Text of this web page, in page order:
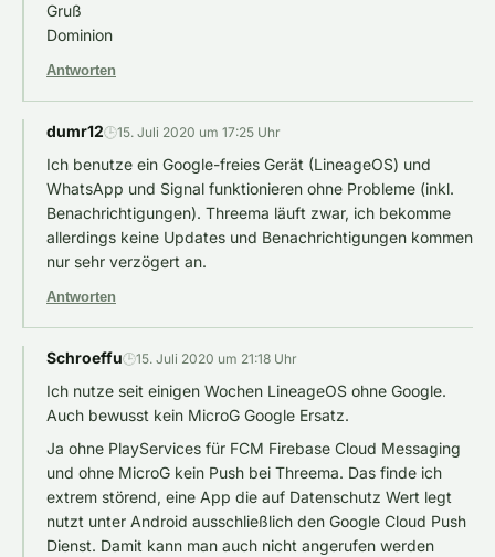
Gruß
Dominion
Antworten
dumr12🕒15. Juli 2020 um 17:25 Uhr
Ich benutze ein Google-freies Gerät (LineageOS) und
WhatsApp und Signal funktionieren ohne Probleme (inkl.
Benachrichtigungen). Threema läuft zwar, ich bekomme
allerdings keine Updates und Benachrichtigungen kommen
nur sehr verzögert an.
Antworten
Schroeffu🕒15. Juli 2020 um 21:18 Uhr
Ich nutze seit einigen Wochen LineageOS ohne Google.
Auch bewusst kein MicroG Google Ersatz.
Ja ohne PlayServices für FCM Firebase Cloud Messaging
und ohne MicroG kein Push bei Threema. Das finde ich
extrem störend, eine App die auf Datenschutz Wert legt
nutzt unter Android ausschließlich den Google Cloud Push
Dienst. Damit kann man auch nicht angerufen werden